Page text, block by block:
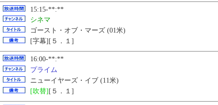
15:15-**:**
シネマ
ゴースト・オブ・マーズ (01米)
[字幕][５．１]
16:00-**:**
プライム
ニューイヤーズ・イブ (11米)
[吹替] [５．１]